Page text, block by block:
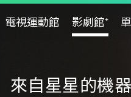
電視運動館 影劇館⁺
來自星星的機